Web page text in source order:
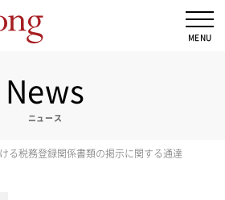
News
ニュース
る税務登録関係書類の掲示に関する通達